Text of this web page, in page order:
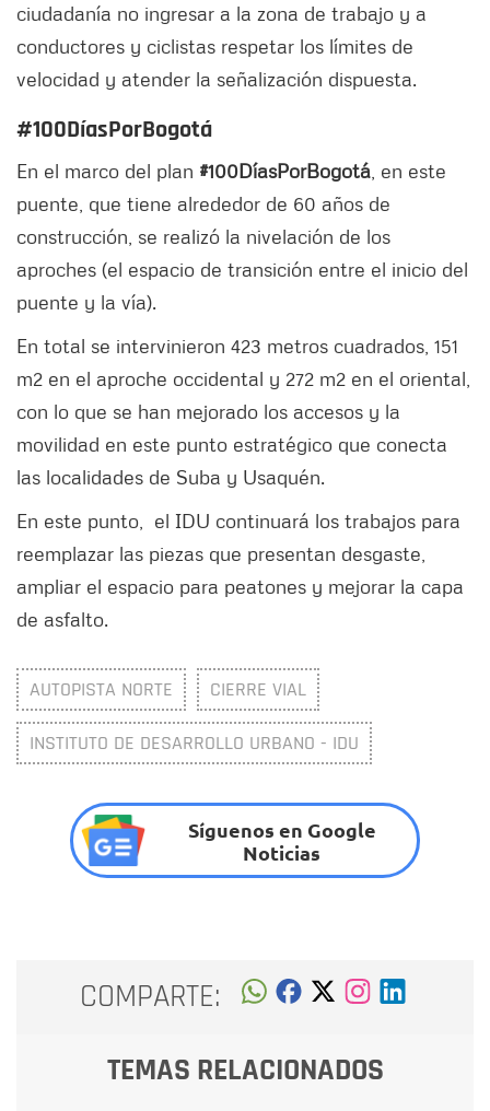
ciudadanía no ingresar a la zona de trabajo y a
conductores y ciclistas respetar los límites de
velocidad y atender la señalización dispuesta.
#100DíasPorBogotá
En el marco del plan #100DíasPorBogotá , en este
puente, que tiene alrededor de 60 años de
construcción, se realizó la nivelación de los
aproches (el espacio de transición entre el inicio del
puente y la vía).
En total se intervinieron 423 metros cuadrados, 151
m2 en el aproche occidental y 272 m2 en el oriental,
con lo que se han mejorado los accesos y la
movilidad en este punto estratégico que conecta
las localidades de Suba y Usaquén.
En este punto, el IDU continuará los trabajos para
reemplazar las piezas que presentan desgaste,
ampliar el espacio para peatones y mejorar la capa
de asfalto.
AUTOPISTA NORTE CIERRE VIAL
INSTITUTO DE DESARROLLO URBANO - IDU
Síguenos en Google
Noticias
COMPARTE:
TEMAS RELACIONADOS